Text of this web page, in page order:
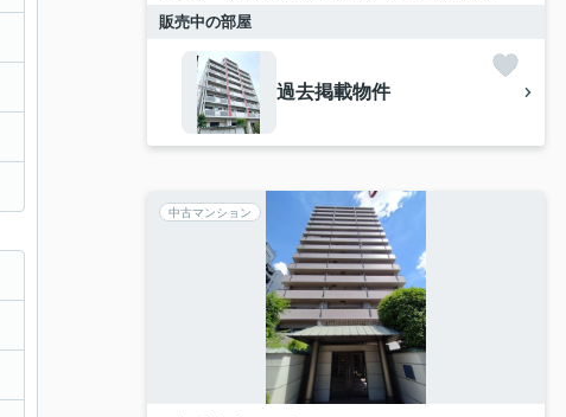
販売中の部屋
過去掲載物件
中古マンション